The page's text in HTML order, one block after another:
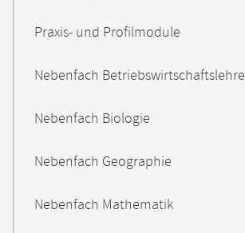
Praxis- und Profilmodule
Nebenfach Betriebswirtschaftslehre
Nebenfach Biologie
Nebenfach Geographie
Nebenfach Mathematik